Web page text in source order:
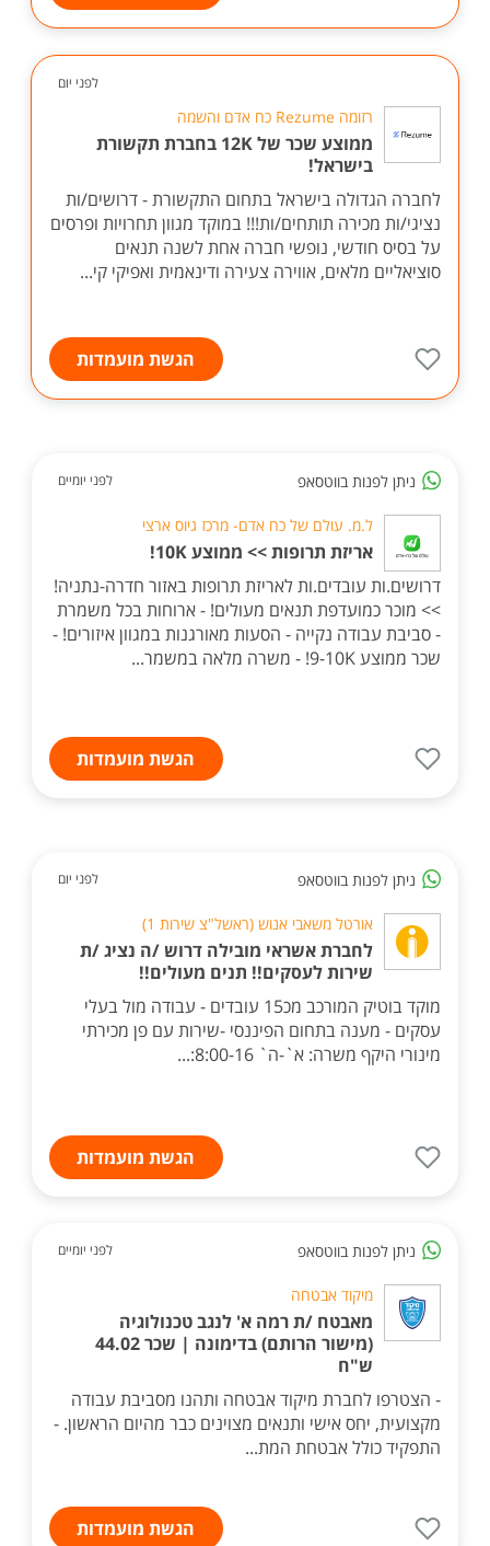
לפני יום
רזומה Rezume כח אדם והשמה
ממוצע שכר של 12K בחברת תקשורת
בישראל!
לחברה הגדולה בישראל בתחום התקשורת - דרושים/ות
נציגי/ות מכירה תותחים/ות!!! במוקד מגוון תחרויות ופרסים
על בסיס חודשי, נופשי חברה אחת לשנה תנאים
סוציאליים מלאים, אווירה צעירה ודינאמית ואפיקי קי...
הגשת מועמדות
ניתן לפנות בווטסאפ לפני יומיים
ל.מ. עולם של כח אדם- מרכז גיוס ארצי
אריזת תרופות >> ממוצע 10K!
דרושים.ות עובדים.ות לאריזת תרופות באזור חדרה-נתניה!
>> מוכר כמועדפת תנאים מעולים! - ארוחות בכל משמרת
- סביבת עבודה נקייה - הסעות מאורגנות במגוון איזורים! -
שכר ממוצע 9-10K! - משרה מלאה במשמר...
הגשת מועמדות
ניתן לפנות בווטסאפ לפני יום
אורטל משאבי אנוש (ראשל"צ שירות 1)
לחברת אשראי מובילה דרוש /ה נציג /ת
שירות לעסקים!! תנים מעולים!!
מוקד בוטיק המורכב מכ15 עובדים - עבודה מול בעלי
עסקים - מענה בתחום הפיננסי -שירות עם פן מכירתי
מינורי היקף משרה: א`-ה` 8:00-16:...
הגשת מועמדות
ניתן לפנות בווטסאפ לפני יומיים
מיקוד אבטחה
מאבטח /ת רמה א' לנגב טכנולוגיה
(מישור הרותם) בדימונה | שכר 44.02
ש"ח
- הצטרפו לחברת מיקוד אבטחה ותהנו מסביבת עבודה
מקצועית, יחס אישי ותנאים מצוינים כבר מהיום הראשון. -
התפקיד כולל אבטחת המת...
הגשת מועמדות